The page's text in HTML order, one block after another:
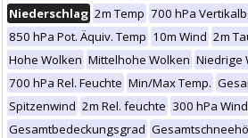
Niederschlag 2m Temp 700 hPa
850 hPa Pot. Äquiv. Temp 10m Wind 2m
Hohe Wolken Mittelhohe Wolken Niedrige
700 hPa Rel. Feuchte Min/Max Temp.
Spitzenwind 2m Rel. feuchte 300 hPa Wind
Gesamtbedeckungsgrad